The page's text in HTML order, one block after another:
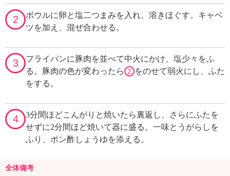
2
ボウルに卵と塩二つまみを入れ、溶きほぐす。キャベ
ツを加え、混ぜ合わせる。
3
フライパンに豚肉を並べて中火にかけ、塩少々をふ
る。豚肉の色が変わったら 2 をのせて弱火にし、ふた
をする。
4
3分間ほどこんがりと焼いたら裏返し、さらにふたを
せずに2分間ほど焼いて器に盛る。一味とうがらしを
ふり、ポン酢しょうゆを添える。
全体備考